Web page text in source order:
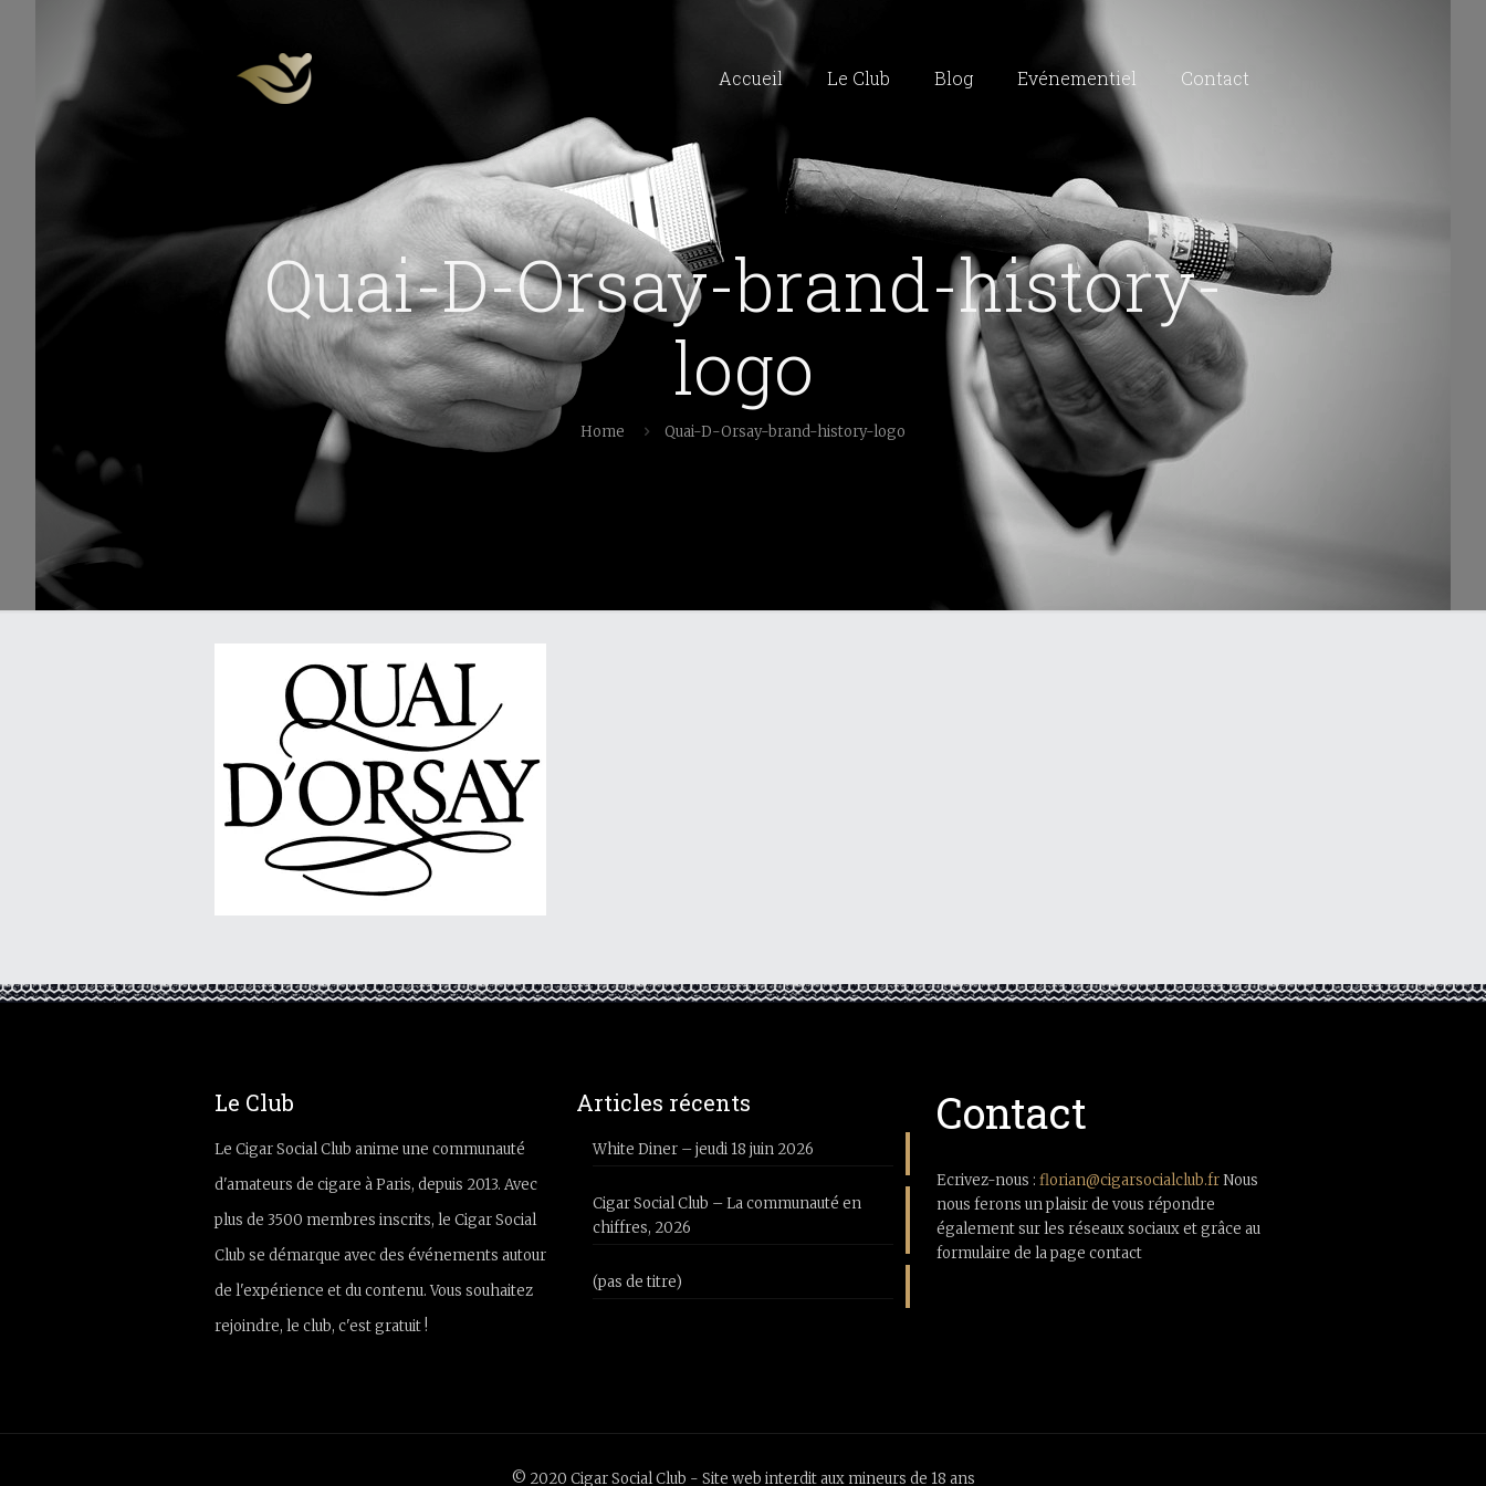
Accueil Le Club Blog Evénementiel Contact
Quai-D-Orsay-brand-history-
logo
Home Quai-D-Orsay-brand-history-logo
Le Club
Le Cigar Social Club anime une communauté
d'amateurs de cigare à Paris, depuis 2013. Avec
plus de 3500 membres inscrits, le Cigar Social
Club se démarque avec des événements autour
de l'expérience et du contenu. Vous souhaitez
rejoindre, le club, c'est gratuit !
Articles récents
White Diner – jeudi 18 juin 2026
Cigar Social Club – La communauté en
chiffres, 2026
(pas de titre)
Contact
Ecrivez-nous :florian@cigarsocialclub.frNous
nous ferons un plaisir de vous répondre
également sur les réseaux sociaux et grâce au
formulaire de la page contact
© 2020 Cigar Social Club - Site web interdit aux mineurs de 18 ans